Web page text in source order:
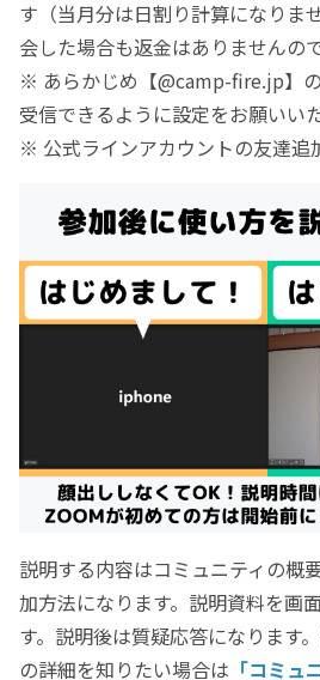
す（当月分は日割り計算になりま
会した場合も返金はありませんの
※ あらかじめ【@camp-fire.jp】
受信できるように設定をお願いいた
※ 公式ラインアカウントの友達追
説明する内容はコミュニティの概
加方法になります。説明資料を画
す。説明後は質疑応答になります
の詳細を知りたい場合は 「コミュ